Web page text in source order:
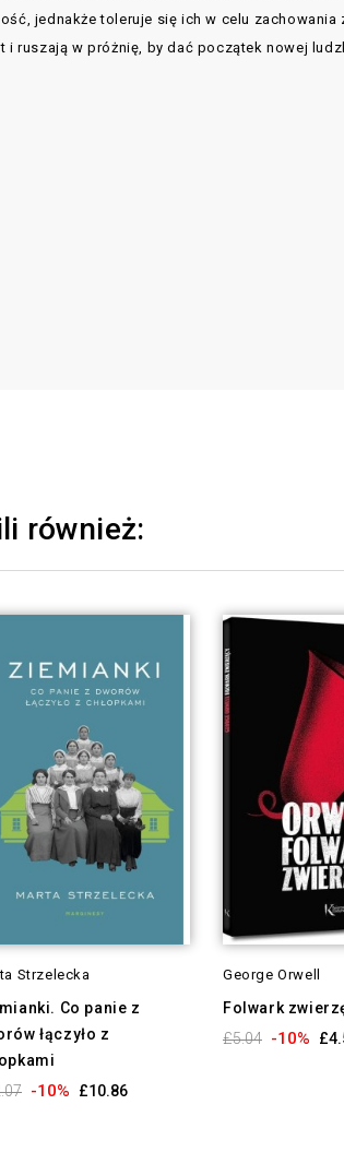
jednakże toleruje się ich w celu
ruszają w próżnię, by dać początek nowej
również:
Strzelecka
Co panie z
łączyło z
-10% £10.86
George Orwell
Folwark
£5.04 -10%